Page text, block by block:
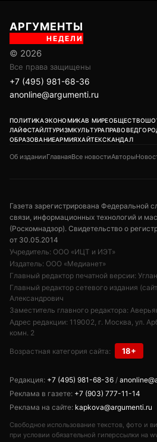
АРГУМЕНТЫ
НЕДЕЛИ
© 2026
Все права защищены
+7 (495) 981-68-36
anonline@argumenti.ru
ПОЛИТИКАЭКОНОМИКАВ МИРЕОБЩЕСТВО
ЛАЙФСТАЙЛТУРИЗМКУЛЬТУРАПРАВОВЕД
ОБРАЗОВАНИЕАРМИЯХАЙТЕКСКАНДАЛ
Об изданииГлавнаяВсе новостиАвторы
Газета зарегистрирована Федеральной
связи, информационных технологий и
(Роскомнадзор). Свидетельство о
от 30.05.2014
Учредитель: ООО «ИЦТ и ИЭТ»
Издатель: ООО «Медианет»
Главный редактор печатной версии:
Главный редактор сетевого издания
Александрович
Заместитель главного редактора:
Адрес редакции: 119002, г. Москва, ул.
комн. 2
Возрастная категория сайта: 18+
Редакция: +7 (495) 981-68-36 /
Реклама в газете: +7 (903) 777-11-14
Реклама на сайте: kapkova@argumenti.ru
Свободное использование текстов, фото и
при условии обязательной гиперссылки на